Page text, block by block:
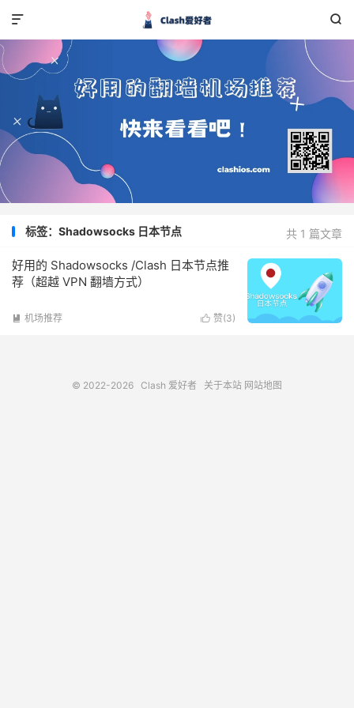


共 1 篇文章
标签：Shadowsocks 日本节点
好用的 Shadowsocks /Clash 日本节点推
荐（超越 VPN 翻墙方式）
 赞(3)
 机场推荐
© 2022-2026 Clash 爱好者 关于本站 网站地图